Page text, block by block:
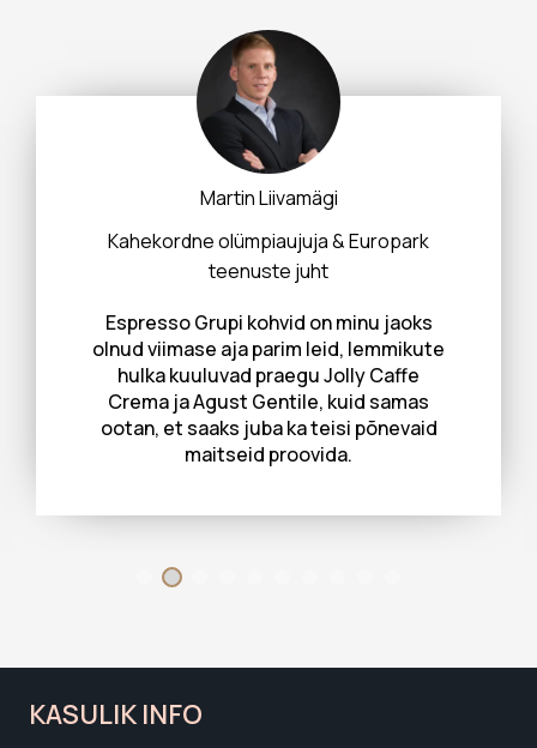
Arho Tuhkru
Tallinna Piiskoplik Toomkogudus
on heaks kombeks vähemalt korra kuus
kirikulistele pakkuda kohvi. See on hetk,
kus kokku tulnud rahvas rõõmsalt
üksteise käekäigu ja elu üle mõtteid
ning saab jagada uudiseid. Pole midagi
lihtsamat jutu alustamiseks ja
hetkedele eest, aitäh toredate ning